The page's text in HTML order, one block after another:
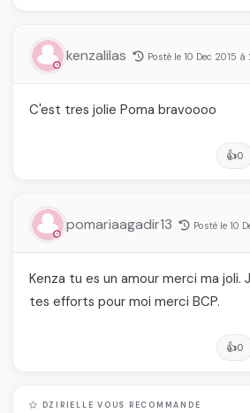
kenzalilas Posté le 10 Dec 2015 à
C'est tres jolie Poma bravoooo
👍0
pomariaagadir13 Posté le 10
Kenza tu es un amour merci ma joli.
tes efforts pour moi merci BCP.
👍0
DZIRIELLE VOUS RECOMMANDE